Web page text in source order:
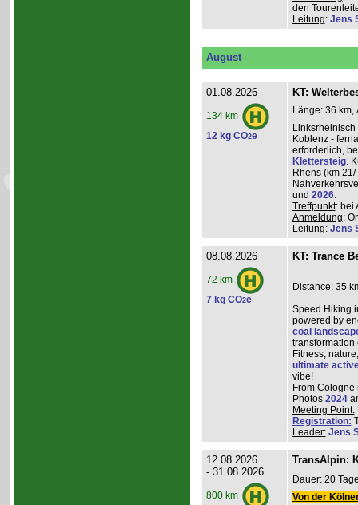
den
Leitung: Jens
August
01.08.2026
134 km
12 kg CO2e
KT:
Länge: 36 km,
Koblenz -
erforderlich,
Klettersteig.
Rhens (km
und 2026.
Treffpunkt: bei
Anmeldung:
Leitung: Jens
08.08.2026
72 km
7 kg CO2e
KT: Trance
Distance: 35
Speed Hiking
powered by
coal
transformation
Fitness,
ultimate
vibe!
From
Photos 2024
Meeting Point:
Registration:
Leader: Jens
12.08.2026
- 31.08.2026
800 km
TransAlpin:
Dauer: 20
Von der